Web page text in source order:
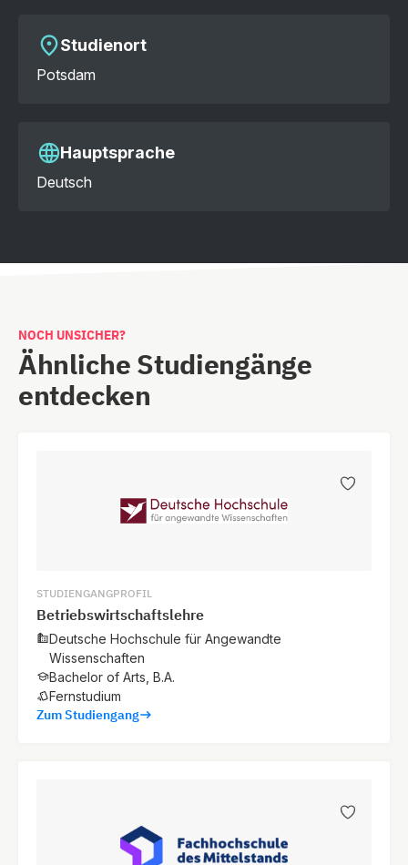
Studienort
Potsdam
Hauptsprache
Deutsch
NOCH UNSICHER?
Ähnliche Studiengänge
entdecken
STUDIENGANGPROFIL
Betriebswirtschaftslehre
Deutsche Hochschule für Angewandte
Wissenschaften
Bachelor of Arts, B.A.
Fernstudium
Zum Studiengang